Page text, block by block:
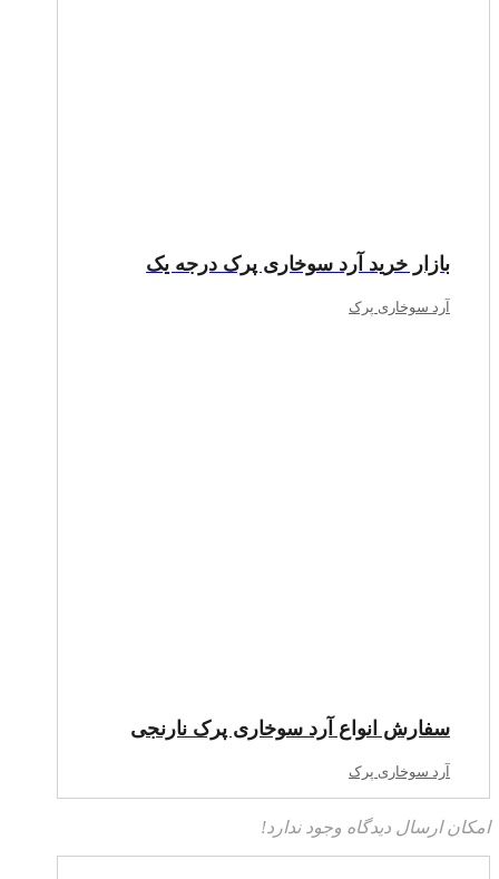
بازار خرید آرد سوخاری پرک درجه یک
آرد سوخاری پرک
سفارش انواع آرد سوخاری پرک نارنجی
آرد سوخاری پرک
امکان ارسال دیدگاه وجود ندارد!